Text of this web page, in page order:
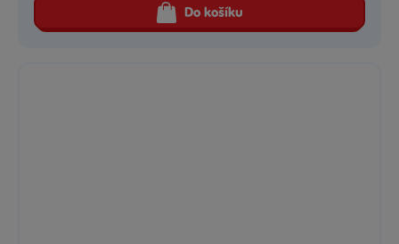
Do košíku